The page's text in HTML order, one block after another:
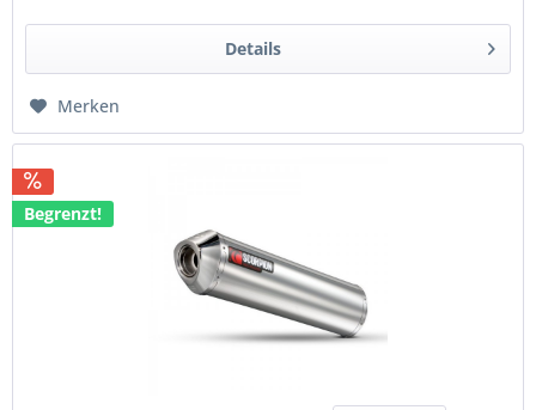
Details
Merken
Begrenzt!